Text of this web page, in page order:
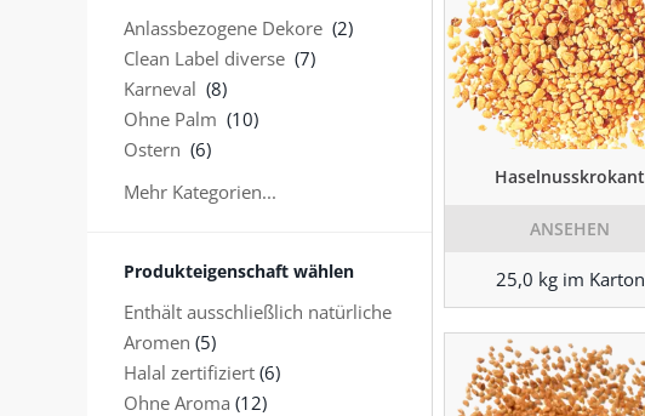
Anlassbezogene Dekore (2)
Clean Label diverse (7)
Karneval (8)
Ohne Palm (10)
Ostern (6)
Mehr Kategorien...
Produkteigenschaft wählen
Enthält ausschließlich natürliche
Aromen (5)
Halal zertifiziert (6)
Ohne Aroma (12)
Haselnusskrokant
ANSEHEN
25,0 kg im Karton